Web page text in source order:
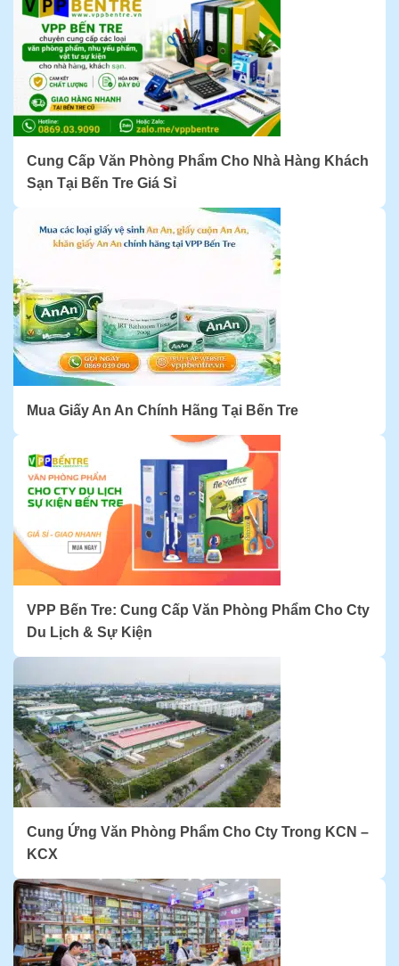
Cung Cấp Văn Phòng Phẩm Cho Nhà Hàng Khách
Sạn Tại Bến Tre Giá Sỉ
Mua Giấy An An Chính Hãng Tại Bến Tre
VPP Bến Tre: Cung Cấp Văn Phòng Phẩm Cho Cty
Du Lịch & Sự Kiện
Cung Ứng Văn Phòng Phẩm Cho Cty Trong KCN –
KCX